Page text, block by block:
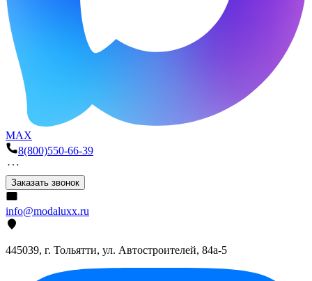
MAX
8(800)550-66-39
Заказать звонок
info@modaluxx.ru
445039, г. Тольятти, ул. Автостроителей, 84а-5